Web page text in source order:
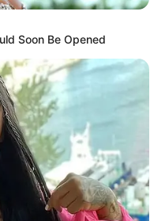
Soon Be Opened